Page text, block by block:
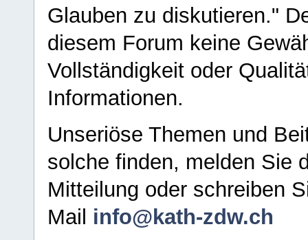
Glauben zu diskutieren."
diesem Forum keine
Vollständigkeit oder
Informationen.
Unseriöse Themen und
solche finden, melden Sie
Mitteilung oder schreiben
Mail info@kath-zdw.ch